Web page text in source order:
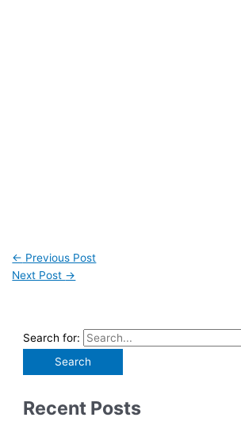
← Previous Post
Next Post →
Search for:
Recent Posts